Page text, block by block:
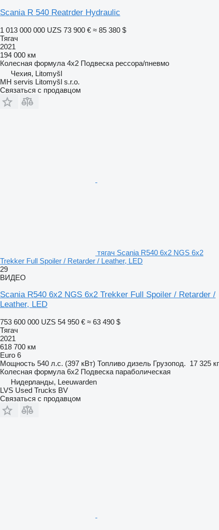
Scania R 540 Reatrder Hydraulic
1 013 000 000 UZS 73 900 € ≈ 85 380 $
Тягач
2021
194 000 км
Колесная формула 4x2 Подвеска рессора/пневмо
Чехия, Litomyšl
MH servis Litomyšl s.r.o.
Связаться с продавцом
тягач Scania R540 6x2 NGS 6x2
Trekker Full Spoiler / Retarder / Leather, LED
29
ВИДЕО
Scania R540 6x2 NGS 6x2 Trekker Full Spoiler / Retarder /
Leather, LED
753 600 000 UZS 54 950 € ≈ 63 490 $
Тягач
2021
618 700 км
Euro 6
Мощность 540 л.с. (397 кВт) Топливо дизель Грузопод. 17 325 кг
Колесная формула 6x2 Подвеска параболическая
Нидерланды, Leeuwarden
LVS Used Trucks BV
Связаться с продавцом